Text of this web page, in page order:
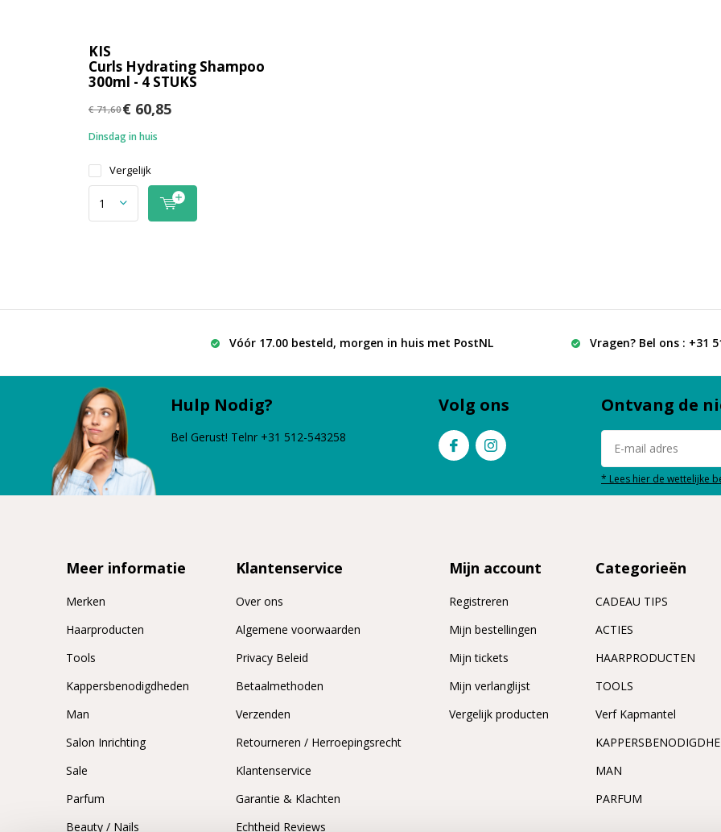
KIS
Curls Hydrating Shampoo
300ml - 4 STUKS
€ 71,60€ 60,85
Dinsdag in huis
Vergelijk
Vóór 17.00 besteld, morgen in huis met PostNL Vragen? Bel ons : +31
Hulp Nodig?
Bel Gerust! Telnr +31 512-543258
Volg ons Ontvang de
* Lees hier de wettelijke
Meer informatie
Merken
Haarproducten
Tools
Kappersbenodigdheden
Man
Salon Inrichting
Sale
Parfum
Beauty / Nails
Klantenservice
Over ons
Algemene voorwaarden
Privacy Beleid
Betaalmethoden
Verzenden
Retourneren / Herroepingsrecht
Klantenservice
Garantie & Klachten
Echtheid Reviews
Mijn account
Registreren
Mijn bestellingen
Mijn tickets
Mijn verlanglijst
Vergelijk producten
Categorieën
CADEAU TIPS
ACTIES
HAARPRODUCTEN
TOOLS
Verf Kapmantel
MAN
PARFUM